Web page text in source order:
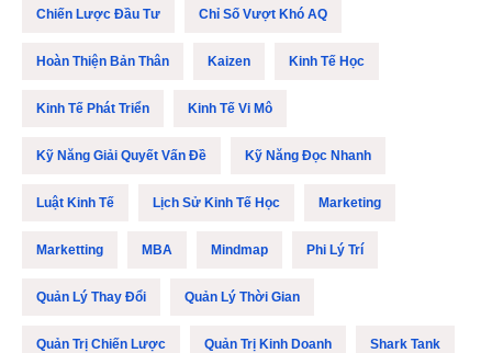
Chiến Lược Đầu Tư Chỉ Số Vượt Khó AQ
Hoàn Thiện Bản Thân Kaizen Kinh Tế Học
Kinh Tế Phát Triển Kinh Tế Vi Mô
Kỹ Năng Giải Quyết Vấn Đề Kỹ Năng Đọc Nhanh
Luật Kinh Tế Lịch Sử Kinh Tế Học Marketing
Marketting MBA Mindmap Phi Lý Trí
Quản Lý Thay Đổi Quản Lý Thời Gian
Quản Trị Chiến Lược Quản Trị Kinh Doanh Shark Tank